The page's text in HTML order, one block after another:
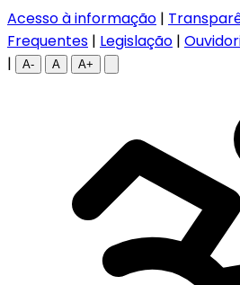
Acesso à informação |
Frequentes | Legislação |
|
A- A A+